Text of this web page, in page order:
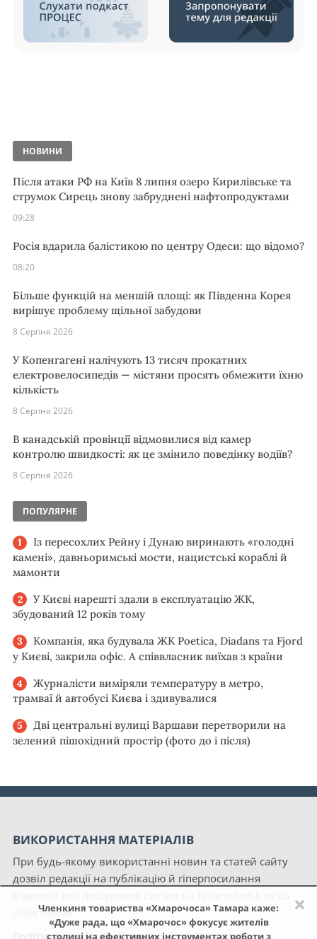
×
Членкиня товариства «Хмарочоса» Тамара каже:
«Дуже рада, що «Хмарочос» фокусує жителів
столиці на ефективних інструментах роботи з
НОВИНИ
Після атаки РФ на Київ 8 липня озеро Кирилівське та
струмок Сирець знову забруднені нафтопродуктами
09:28
Росія вдарила балістикою по центру Одеси: що відомо?
08:20
Більше функцій на меншій площі: як Південна Корея
вирішує проблему щільної забудови
8 Серпня 2026
У Копенгагені налічують 13 тисяч прокатних
електровелосипедів — містяни просять обмежити їхню
кількість
8 Серпня 2026
В канадській провінції відмовилися від камер
контролю швидкості: як це змінило поведінку водіїв?
8 Серпня 2026
ПОПУЛЯРНЕ
Із пересохлих Рейну і Дунаю виринають «голодні
камені», давньоримські мости, нацистські кораблі й
мамонти
У Києві нарешті здали в експлуатацію ЖК,
збудований 12 років тому
Компанія, яка будувала ЖК Poetica, Diadans та Fjord
у Києві, закрила офіс. А співвласник виїхав з країни
Журналісти виміряли температуру в метро,
трамваї й автобусі Києва і здивувалися
Дві центральні вулиці Варшави перетворили на
зелений пішохідний простір (фото до і після)
ВИКОРИСТАННЯ МАТЕРІАЛІВ
При будь-якому використанні новин та статей сайту
дозвіл редакції на публікацію й гіперпосилання
обов'язкові.
Політика конфіденційності сайту «Хмарочос»